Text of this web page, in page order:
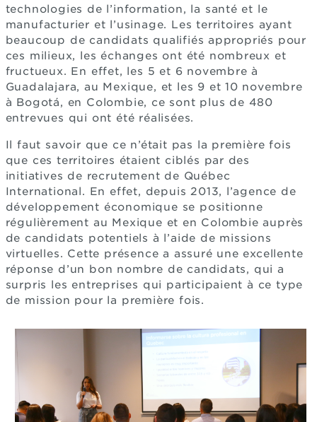
technologies de l’information, la santé et le
manufacturier et l’usinage. Les territoires ayant
beaucoup de candidats qualifiés appropriés pour
ces milieux, les échanges ont été nombreux et
fructueux. En effet, les 5 et 6 novembre à
Guadalajara, au Mexique, et les 9 et 10 novembre
à Bogotá, en Colombie, ce sont plus de 480
entrevues qui ont été réalisées.
Il faut savoir que ce n’était pas la première fois
que ces territoires étaient ciblés par des
initiatives de recrutement de Québec
International. En effet, depuis 2013, l’agence de
développement économique se positionne
régulièrement au Mexique et en Colombie auprès
de candidats potentiels à l’aide de missions
virtuelles. Cette présence a assuré une excellente
réponse d’un bon nombre de candidats, qui a
surpris les entreprises qui participaient à ce type
de mission pour la première fois.